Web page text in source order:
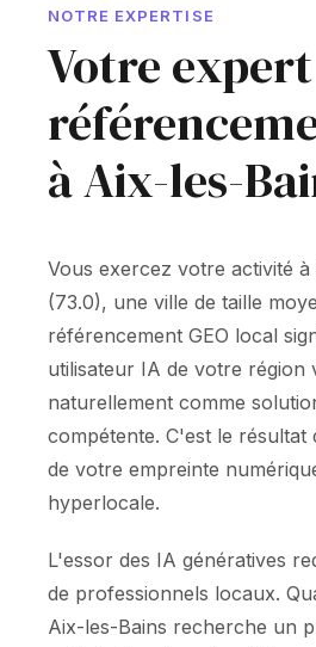
NOTRE EXPERTISE
Votre expert
à Aix-les-
Vous exercez votre activité à
(73.0), une ville de taille
référencement GEO local
utilisateur IA de votre région
naturellement comme
compétente. C'est le résultat
de votre empreinte
hyperlocale.
L'essor des IA génératives
de professionnels locaux.
Aix-les-Bains recherche un